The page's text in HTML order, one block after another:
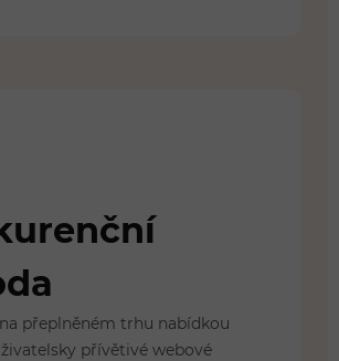
přeplněném trhu nabídkou
přívětivé webové